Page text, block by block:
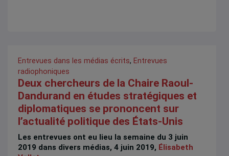
Entrevues dans les médias écrits,Entrevues
radiophoniques
Deux chercheurs de la Chaire Raoul-
Dandurand en études stratégiques et
diplomatiques se prononcent sur
l’actualité politique des États-Unis
Les entrevues ont eu lieu la semaine du 3 juin
2019 dans divers médias, 4 juin 2019, Élisabeth